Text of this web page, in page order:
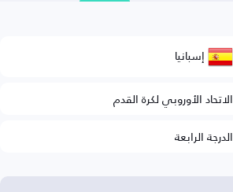
إسبانيا
الاتحاد الأوروبي لكرة القدم
الدرجة الرابعة